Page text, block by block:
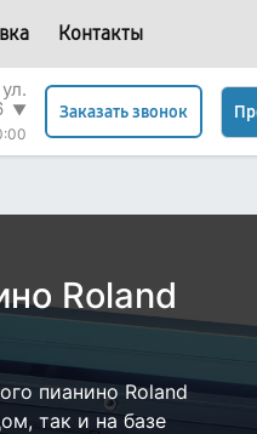
Контакты
▼
Заказать звонок
Roland
пианино Roland
так и на базе